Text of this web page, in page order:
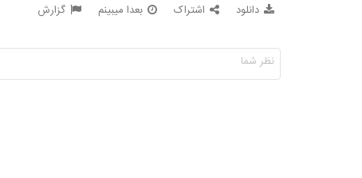
دانلود اشتراک بعدا میبینم گزارش